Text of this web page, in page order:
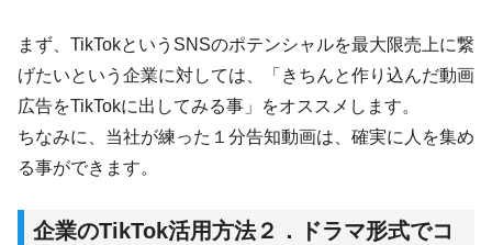
まず、TikTokというSNSのポテンシャルを最大限売上に繋
げたいという企業に対しては、「きちんと作り込んだ動画
広告をTikTokに出してみる事」をオススメします。
ちなみに、当社が練った１分告知動画は、確実に人を集め
る事ができます。
企業のTikTok活用方法２．ドラマ形式でコ